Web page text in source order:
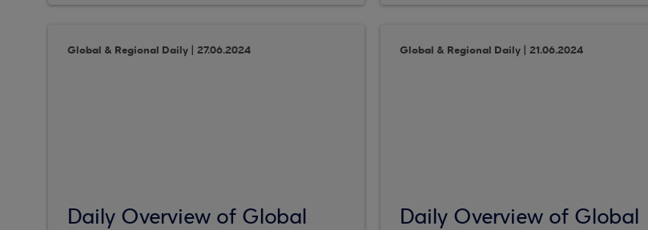
Global & Regional Daily | 27.06.2024
Daily Overview of Global
Global & Regional Daily | 21.06.2024
Daily Overview of Global